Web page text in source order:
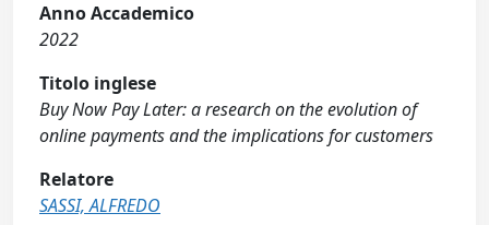
Anno Accademico
2022
Titolo inglese
Buy Now Pay Later: a research on the evolution of
online payments and the implications for customers
Relatore
SASSI, ALFREDO